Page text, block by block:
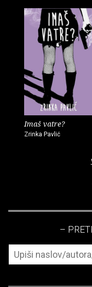
Imaš vatre?
Zrinka Pavlić
–